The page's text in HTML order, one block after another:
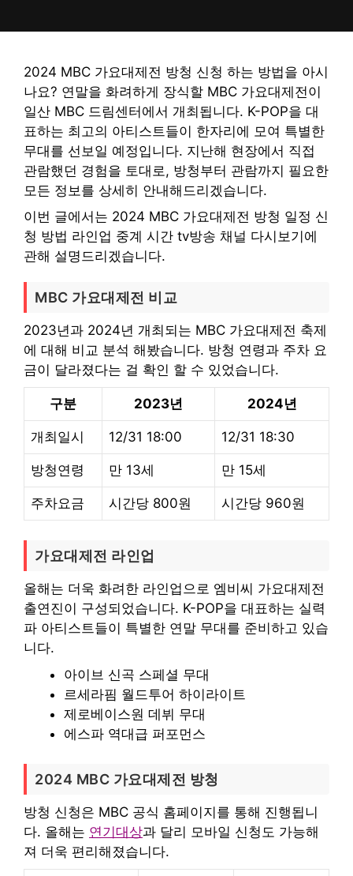
텐
2024 MBC 가요대제전 방청 신청 하는 방법을 아시
나요? 연말을 화려하게 장식할 MBC 가요대제전이
일산 MBC 드림센터에서 개최됩니다. K-POP을 대
표하는 최고의 아티스트들이 한자리에 모여 특별한
무대를 선보일 예정입니다. 지난해 현장에서 직접
관람했던 경험을 토대로, 방청부터 관람까지 필요한
모든 정보를 상세히 안내해드리겠습니다.
이번 글에서는 2024 MBC 가요대제전 방청 일정 신
청 방법 라인업 중계 시간 tv방송 채널 다시보기에
관해 설명드리겠습니다.
MBC 가요대제전 비교
2023년과 2024년 개최되는 MBC 가요대제전 축제
에 대해 비교 분석 해봤습니다. 방청 연령과 주차 요
금이 달라졌다는 걸 확인 할 수 있었습니다.
구분 2023년 2024년
개최일시 12/31 18:00 12/31 18:30
방청연령 만 13세 만 15세
주차요금 시간당 800원 시간당 960원
가요대제전 라인업
올해는 더욱 화려한 라인업으로 엠비씨 가요대제전
출연진이 구성되었습니다. K-POP을 대표하는 실력
파 아티스트들이 특별한 연말 무대를 준비하고 있습
니다.
아이브 신곡 스페셜 무대
르세라핌 월드투어 하이라이트
제로베이스원 데뷔 무대
에스파 역대급 퍼포먼스
2024 MBC 가요대제전 방청
방청 신청은 MBC 공식 홈페이지를 통해 진행됩니
다. 올해는 연기대상과 달리 모바일 신청도 가능해
져 더욱 편리해졌습니다.